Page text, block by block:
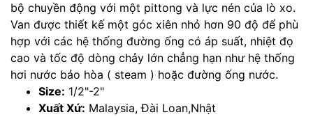
bộ chuyền động với một pittong và lực nén của lò xo.
Van được thiết kế một góc xiên nhỏ hơn 90 độ để phù
hợp với các hệ thống đường ống có áp suất, nhiệt đọ
cao và tốc độ dòng chảy lớn chẳng hạn như hệ thống
hơi nước bảo hòa ( steam ) hoặc đường ống nước.
Size: 1/2"-2"
Xuất Xứ: Malaysia, Đài Loan,Nhật